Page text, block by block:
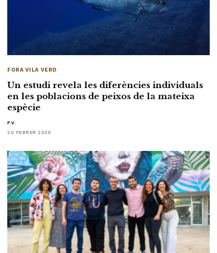
FORA VILA VERD
Un estudi revela les diferències individuals
en les poblacions de peixos de la mateixa
espècie
F.V.
20 FEBRER 2025